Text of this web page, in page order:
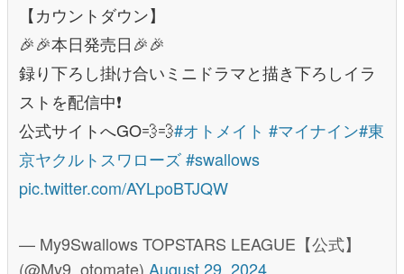
【カウントダウン】
🎉🎉本日発売日🎉🎉
録り下ろし掛け合いミニドラマと描き下ろしイラ
ストを配信中❗️
公式サイトへGO💨💨#オトメイト #マイナイン#東
京ヤクルトスワローズ#swallows
pic.twitter.com/AYLpoBTJQW
— My9Swallows TOPSTARS LEAGUE【公式】
(@My9_otomate) August 29, 2024